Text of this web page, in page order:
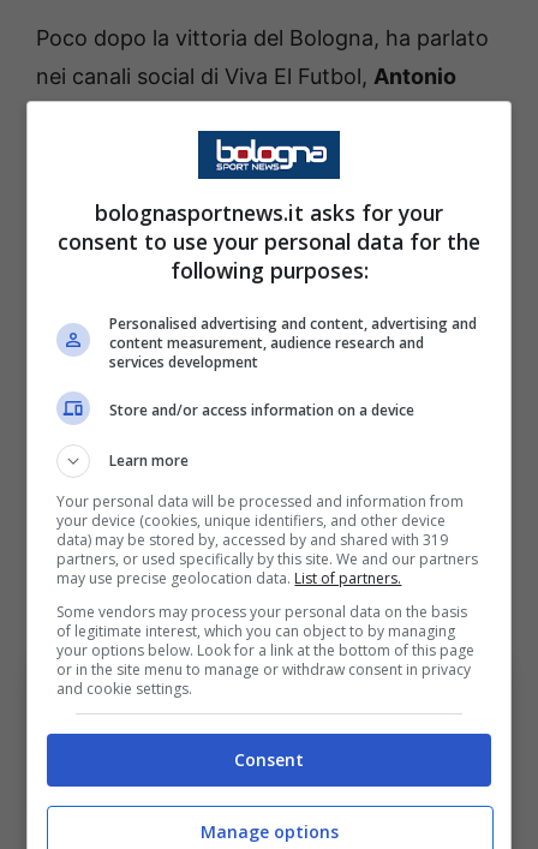
Poco dopo la vittoria del Bologna, ha parlato
nei canali social di Viva El Futbol, Antonio
stime nei confronti della prestazione dei
“Sapete perché dico che è meritata la
in campo non si è notato. Il Bologna era
sfavorito contro la squadra più forte del
campionato, sono contento perché Italiano
merita questa grande chance di vincere un
altro trofeo. Sta facendo un calcio
meraviglioso, ha giocato un calcio vis a vis.
La cosa incredibile è che dopo un minuto e
mezzo, il Bologna era sotto“.
bolognasportnews.it asks for your
consent to use your personal data for the
following purposes:
Personalised advertising and content, advertising and
content measurement, audience research and
services development
Store and/or access information on a device
Learn more
Your personal data will be processed and information from
your device (cookies, unique identifiers, and other device
data) may be stored by, accessed by and shared with 319
partners, or used specifically by this site. We and our partners
may use precise geolocation data. List of partners.
Some vendors may process your personal data on the basis
of legitimate interest, which you can object to by managing
your options below. Look for a link at the bottom of this page
or in the site menu to manage or withdraw consent in privacy
and cookie settings.
Consent
Manage options